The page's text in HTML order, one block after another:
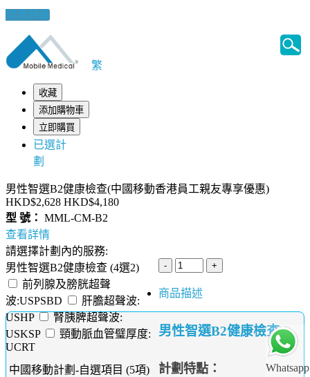
健康錦囊
Whatsapp
繁
收藏
添加購物車
立即購買
已選計
劃
男性智選B2健康檢查(中國移動香港員工親友專享優惠)
HKD$2,628 HKD$4,180
型 號： MML-CM-B2
查看詳情
請選擇計劃內的服務:
男性智選B2健康檢查 (4選2)
前列腺及膀胱超聲
波:USPSBD
肝膽超聲波:
USHP
腎胰脾超聲波:
USKSP
頸動脈血管璧厚度:
UCRT
中國移動計劃-自選項目 (5項)
商品描述
男性智選B2健康檢查
計劃特點：